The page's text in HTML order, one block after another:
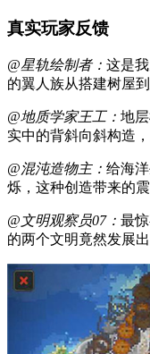
真实玩家反馈
@星轨绘制者： 这是
的翼人族从搭建树屋
@地质学家王工： 地
实中的背斜向斜构造
@混沌造物主： 给海
烁，这种创造带来的
@文明观察员07： 最
的两个文明竟然发展